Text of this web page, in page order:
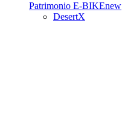
Patrimonio E-BIKEnew
DesertX